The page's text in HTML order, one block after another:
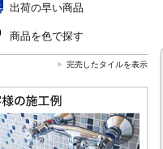
出荷の早い商品
商品を色で探す
完売したタイルを表示